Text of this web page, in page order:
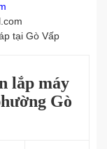
tại Gò Vấp
lắp máy
Gò